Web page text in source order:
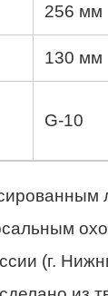
256 мм
130 мм
G-10
(г.